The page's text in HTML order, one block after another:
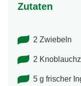
Zutaten
2 Zwiebeln
2
5 g frischer